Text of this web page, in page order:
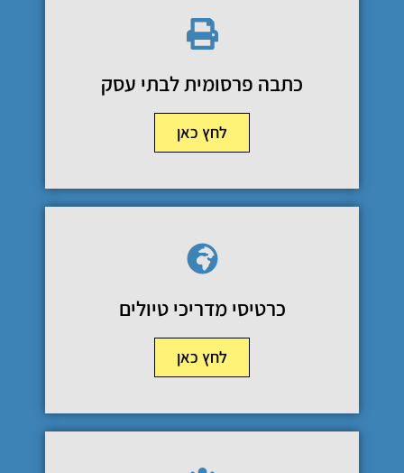
כתבה פרסומית לבתי עסק
לחץ כאן
כרטיסי מדריכי טיולים
לחץ כאן